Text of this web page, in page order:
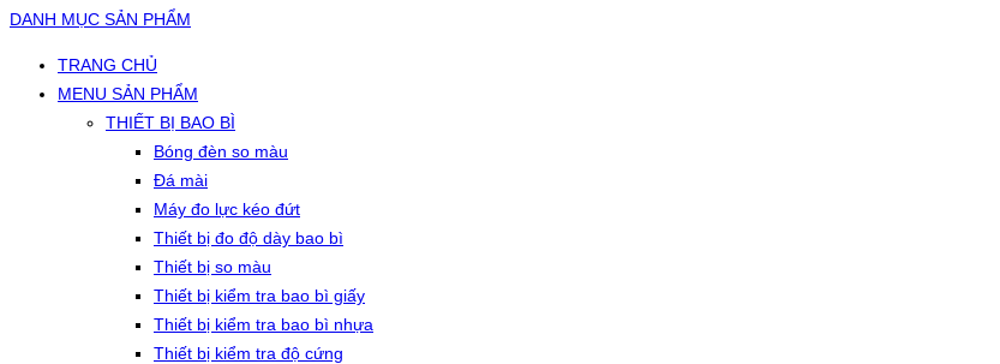
DANH MỤC SẢN PHẨM
TRANG CHỦ
MENU SẢN PHẨM
THIẾT BỊ BAO BÌ
Bóng đèn so màu
Đá mài
Máy đo lực kéo đứt
Thiết bị đo độ dày bao bì
Thiết bị so màu
Thiết bị kiểm tra bao bì giấy
Thiết bị kiểm tra bao bì nhựa
Thiết bị kiểm tra độ cứng